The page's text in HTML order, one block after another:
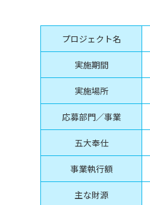
プロジェクト名
実施期間
実施場所
応募部門／事業
五大奉仕
事業執行額
主な財源